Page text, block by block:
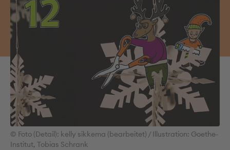
© Foto (Detail): kelly sikkema (bearbeitet) / Illustration: Goethe-
Institut, Tobias Schrank